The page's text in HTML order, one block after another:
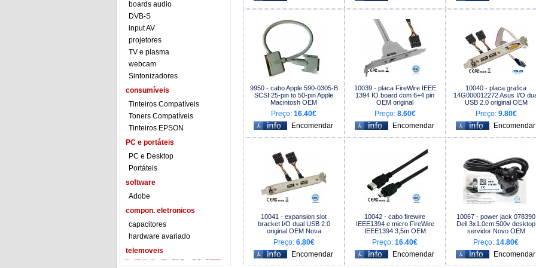
boards audio
DVB-S
input AV
projetores
TV e plasma
webcam
Sintonizadores
consumíveis
Tinteiros Compatíveis
Toners Compatíveis
Tinteiros EPSON
PC e portáteis
PC e Desktop
Portáteis
software
Adobe
compon. eletronicos
capacitores
hardware avariado
telemoveis
9950 - cabo Apple 590-0305-B
SCSI 25-pin to 50-pin Apple
Macintosh OEM
Preço: 16.40€
10039 - placa FireWire IEEE
1394 IO board com 6+4 pin
OEM original
Preço: 8.60€
10040 - placa grafica
14G000012272 Asus I/O
USB 2.0 original OEM
Preço: 9.80€
10041 - expansion slot
bracket I/O dual USB 2.0
original OEM Nova
Preço: 6.80€
10042 - cabo firewire
IEEE1394 e micro FireWire
IEEE1394 3,5m OEM
Preço: 16.40€
10067 - power jack 078390
Dell 3x1.0cm 500v desktop
servidor Novo OEM
Preço: 14.80€